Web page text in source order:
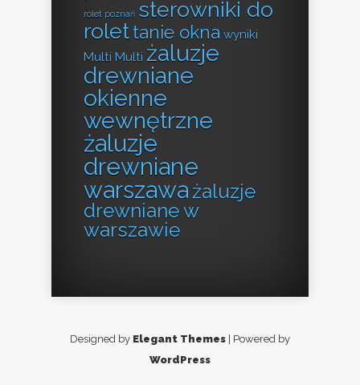
rolet poznań sterowniki do
rolettanie okna wyniki
Multi Multi żaluzje
drewniane
okienne
wewnętrzne
żaluzje
drewniane
warszaważaluzje
drewniane w
warszawie
Designed by Elegant Themes | Powered by
WordPress